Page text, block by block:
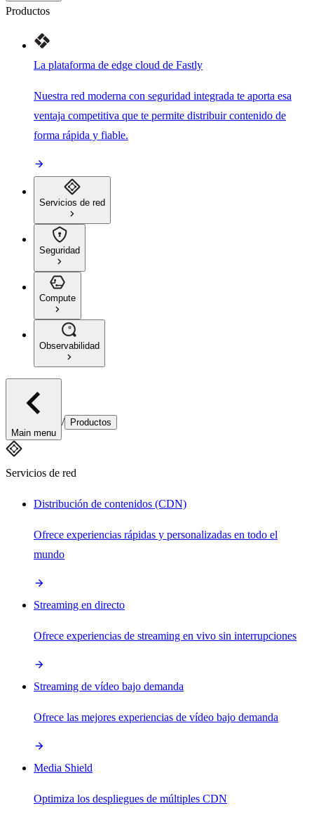
Productos
La plataforma de edge cloud de Fastly
Nuestra red moderna con seguridad integrada te aporta esa
ventaja competitiva que te permite distribuir contenido de
forma rápida y fiable.
Servicios de red
Seguridad
Compute
Observabilidad
Main menu
/ Productos
Servicios de red
Distribución de contenidos (CDN)
Ofrece experiencias rápidas y personalizadas en todo el
mundo
Streaming en directo
Ofrece experiencias de streaming en vivo sin interrupciones
Streaming de vídeo bajo demanda
Ofrece las mejores experiencias de vídeo bajo demanda
Media Shield
Optimiza los despliegues de múltiples CDN